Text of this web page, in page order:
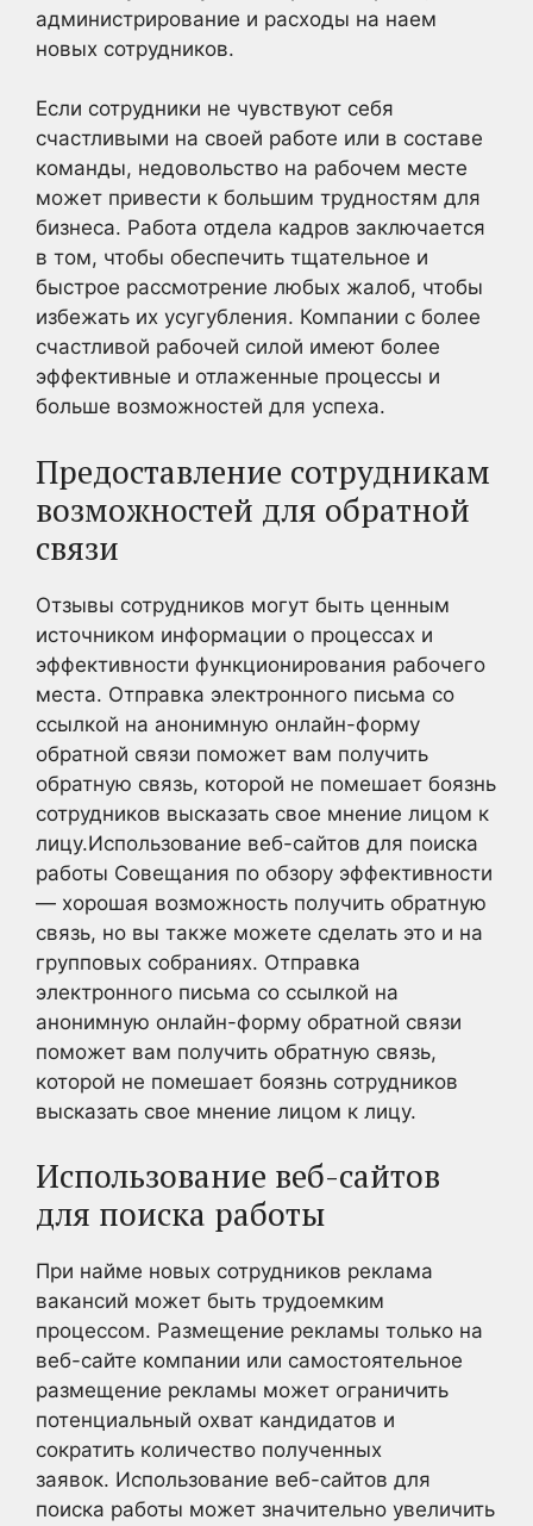
администрирование и расходы на наем
новых сотрудников.
Если сотрудники не чувствуют себя
счастливыми на своей работе или в составе
команды, недовольство на рабочем месте
может привести к большим трудностям для
бизнеса. Работа отдела кадров заключается
в том, чтобы обеспечить тщательное и
быстрое рассмотрение любых жалоб, чтобы
избежать их усугубления. Компании с более
счастливой рабочей силой имеют более
эффективные и отлаженные процессы и
больше возможностей для успеха.
Предоставление сотрудникам
возможностей для обратной
связи
Отзывы сотрудников могут быть ценным
источником информации о процессах и
эффективности функционирования рабочего
места. Отправка электронного письма со
ссылкой на анонимную онлайн-форму
обратной связи поможет вам получить
обратную связь, которой не помешает боязнь
сотрудников высказать свое мнение лицом к
лицу.Использование веб-сайтов для поиска
работы Совещания по обзору эффективности
— хорошая возможность получить обратную
связь, но вы также можете сделать это и на
групповых собраниях. Отправка
электронного письма со ссылкой на
анонимную онлайн-форму обратной связи
поможет вам получить обратную связь,
которой не помешает боязнь сотрудников
высказать свое мнение лицом к лицу.
Использование веб-сайтов
для поиска работы
При найме новых сотрудников реклама
вакансий может быть трудоемким
процессом. Размещение рекламы только на
веб-сайте компании или самостоятельное
размещение рекламы может ограничить
потенциальный охват кандидатов и
сократить количество полученных
заявок. Использование веб-сайтов для
поиска работы может значительно увеличить